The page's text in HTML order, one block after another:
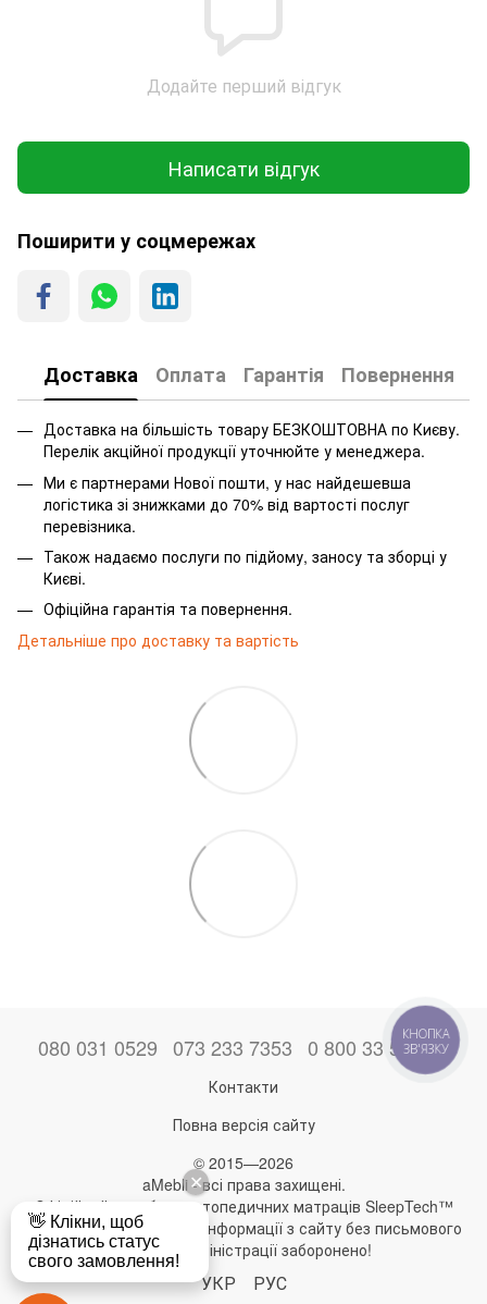
Додайте перший відгук
Написати відгук
Поширити у соцмережах
Доставка Оплата Гарантія Повернення
Доставка на більшість товару БЕЗКОШТОВНА по Києву.
Перелік акційної продукції уточнюйте у менеджера.
Ми є партнерами Нової пошти, у нас найдешевша
логістика зі знижками до 70% від вартості послуг
перевізника.
Також надаємо послуги по підйому, заносу та зборці у
Києві.
Офіційна гарантія та повернення.
Детальніше про доставку та вартість
080 031 0529 073 233 7353 0 800 33 52 06
Контакти
Повна версія сайту
© 2015—2026
aMebli - всі права захищені.
Офіційний виробник ортопедичних матраців SleepTech™
Будь-яке використання інформації з сайту без письмового
дозволу адміністрації заборонено!
УКР РУС
КНОПКА
ЗВ'ЯЗКУ